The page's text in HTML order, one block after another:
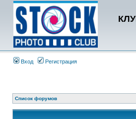
Вход Регистрация
Список форумов